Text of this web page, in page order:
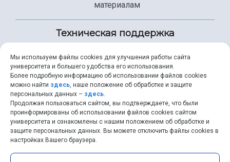
материалам
Техническая поддержка
+7 (846) 267-49-99
help@ssau.ru
Мы используем файлы cookies для улучшения работы сайта
университета и большего удобства его использования.
Более подробную информацию об использовании файлов cookies
можно найти здесь, наше положение об обработке и защите
персональных данных – здесь.
Продолжая пользоваться сайтом, вы подтверждаете, что были
проинформированы об использовании файлов cookies сайтом
университета и ознакомлены с нашим положением об обработке и
защите персональных данных. Вы можете отключить файлы cookies в
настройках Вашего браузера.